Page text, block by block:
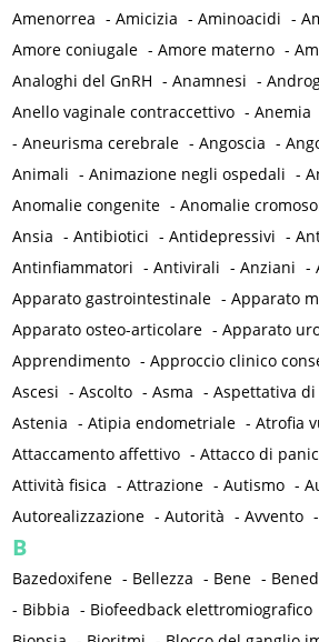
Amenorrea -Amicizia -Aminoacidi -
Amore coniugale -Amore materno -
Analoghi del GnRH -Anamnesi -
Anello vaginale contraccettivo -Anemia
-Aneurisma cerebrale -Angoscia -
Animali -Animazione negli ospedali -
Anomalie congenite -Anomalie
Ansia -Antibiotici -Antidepressivi -
Antinfiammatori -Antivirali -Anziani -
Apparato gastrointestinale -Apparato
Apparato osteo-articolare -Apparato
Apprendimento -Approccio clinico
Ascesi -Ascolto -Asma -Aspettativa
Astenia -Atipia endometriale -Atrofia
Attaccamento affettivo -Attacco di
Attività fisica -Attrazione -Autismo -
Autorealizzazione -Autorità -Avvento
B
Bazedoxifene - Bellezza - Bene -
- Bibbia - Biofeedback elettromiografico